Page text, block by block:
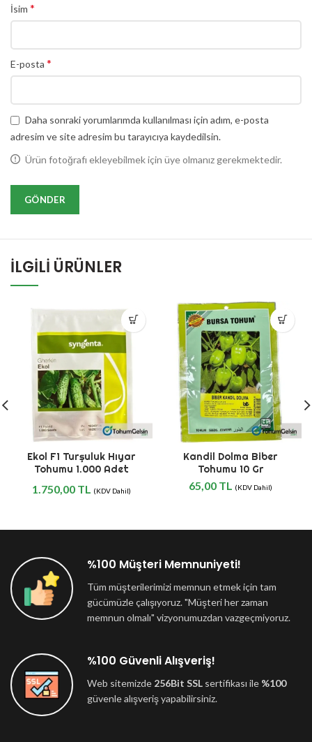
İsim *
E-posta *
Daha sonraki yorumlarımda kullanılması için adım, e-posta
adresim ve site adresim bu tarayıcıya kaydedilsin.
Ürün fotoğrafı ekleyebilmek için üye olmanız gerekmektedir.
İLGILI ÜRÜNLER
Ekol F1 Turşuluk Hıyar
Tohumu 1.000 Adet
1.750,00 TL (KDV Dahil)
Kandil Dolma Biber
Tohumu 10 Gr
65,00 TL (KDV Dahil)
%100 Müşteri Memnuniyeti!
Tüm müşterilerimizi memnun etmek için tam
gücümüzle çalışıyoruz. "Müşteri her zaman
memnun olmalı" vizyonumuzdan vazgeçmiyoruz.
%100 Güvenli Alışveriş!
Web sitemizde 256Bit SSL sertifikası ile %100
güvenle alışveriş yapabilirsiniz.